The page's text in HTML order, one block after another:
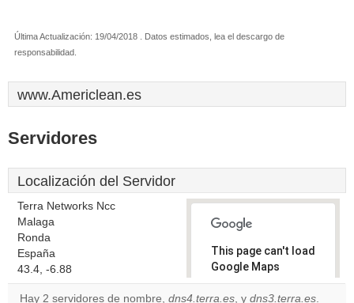
Última Actualización: 19/04/2018 . Datos estimados, lea el descargo de
responsabilidad.
www.Americlean.es
Servidores
Localización del Servidor
Terra Networks Ncc
Malaga
Ronda
España
43.4, -6.88
This page can't load
Google Maps
correctly.
Hay 2 servidores de nombre, dns4.terra.es, y dns3.terra.es.